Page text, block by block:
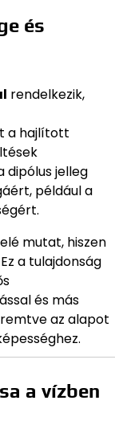
és
rendelkezik,
a hajlított
dipólus jelleg
például a
mutat, hiszen
a tulajdonság
és más
az alapot
a vízben